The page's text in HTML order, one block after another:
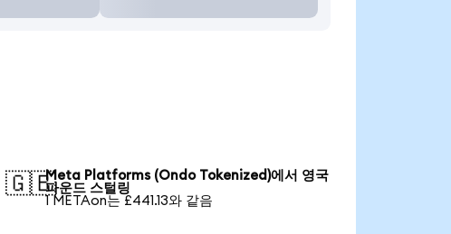
🇬🇧Meta Platforms (Ondo Tokenized)에서 영국
파운드 스털링
1 METAon는 £441.13와 같음